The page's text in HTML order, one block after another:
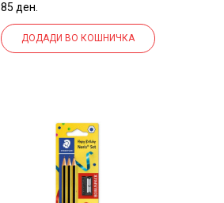
85 ден.
ДОДАДИ ВО КОШНИЧКА